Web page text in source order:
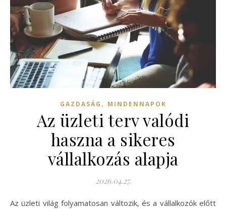
GAZDASÁG , MINDENNAPOK
Az üzleti terv valódi
haszna a sikeres
vállalkozás alapja
2026.04.27.
Az üzleti világ folyamatosan változik, és a vállalkozók előtt